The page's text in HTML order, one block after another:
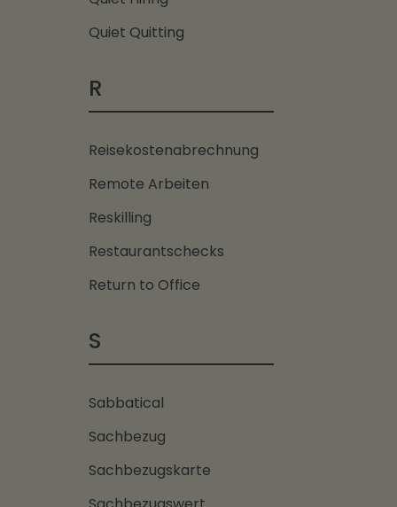
Quiet Quitting
R
Reisekostenabrechnung
Remote Arbeiten
Reskilling
Restaurantschecks
Return to Office
S
Sabbatical
Sachbezug
Sachbezugskarte